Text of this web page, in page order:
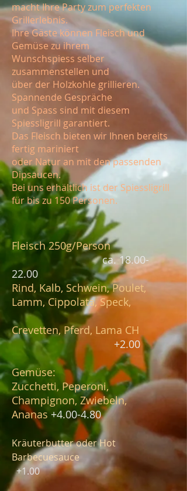
macht Ihre Party zum perfekten
Grillerlebnis.
Ihre Gäste können Fleisch und
Gemüse zu ihrem
Wunschspiess selber
zusammenstellen und
über der Holzkohle grillieren.
Spannende Gespräche
und Spass sind mit diesem
Spiessligrill garantiert.
Das Fleisch bieten wir Ihnen bereits
fertig mariniert
oder Natur an mit den passenden
Dipsaucen.
Bei uns erhältlich ist der Spiessligrill
für bis zu 150 Personen.
Fleisch 250g/Person
ca. 18.00-
22.00
Rind, Kalb, Schwein, Poulet,
Lamm, Cippolata, Speck,
Crevetten, Pferd, Lama CH
+2.00
Gemüse:
Zucchetti, Peperoni,
Champignon, Zwiebeln,
Ananas+4.00-4.80
Kräuterbutter oder Hot
Barbecuesauce
+1.00